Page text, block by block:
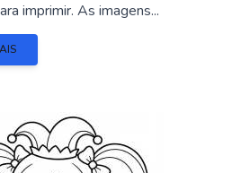
imprimir. As imagens...